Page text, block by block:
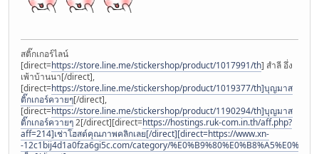
สติ๊กเกอร์ไลน์
[direct=https://store.line.me/stickershop/product/1017991/th] สำลี อึ่ง
เพ้าบ้านนา[/direct],
[direct=https://store.line.me/stickershop/product/1019377/th]บุญมาส
ติ๊กเกอร์ควายๆ[/direct],
[direct=https://store.line.me/stickershop/product/1190294/th]บุญมาส
ติ๊กเกอร์ควายๆ2[/direct][direct=https://hostings.ruk-com.in.th/aff.php?
aff=214]เช่าโฮสต์คุณภาพคลิกเลย[/direct][direct=https://www.xn-
-12c1bij4d1a0fza6gi5c.com/category/